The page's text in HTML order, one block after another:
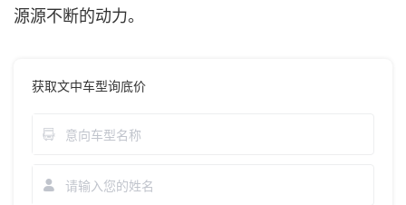
源源不断的动力。
获取文中车型询底价